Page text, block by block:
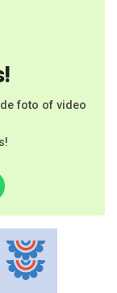
foto of video